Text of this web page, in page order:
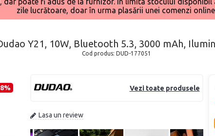
zile lucrătoare, doar în urma plasării unei comenzi
Y21, 10W, Bluetooth 5.3, 3000 mAh,
Cod produs: DUD-177051
Vezi toate produsele
Lasa un review